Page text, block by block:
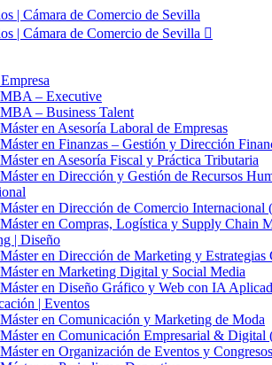
MBA – Executive
MBA – Business Talent
Máster en Asesoría Laboral de Empresas
Máster en Finanzas – Gestión y Dirección
Máster en Asesoría Fiscal y Práctica Tributaria
Máster en Dirección y Gestión de Recursos
Máster en Dirección de Comercio
Máster en Compras, Logística y Supply Chain
| Diseño
Máster en Dirección de Marketing y Estrategias
Máster en Marketing Digital y Social Media
Máster en Diseño Gráfico y Web con IA
| Eventos
Máster en Comunicación y Marketing de Moda
Máster en Comunicación Empresarial &
Máster en Organización de Eventos y